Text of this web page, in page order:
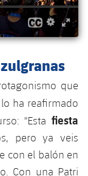
que
ha reafirmado
"Esta fiesta
pero ya veis
con el balón en
Con una Patri